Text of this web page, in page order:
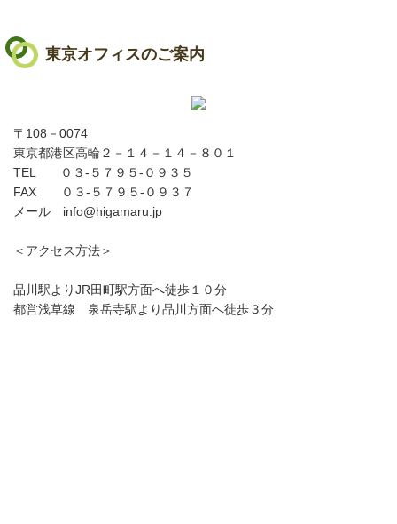
東京オフィスのご案内
〒108－0074
東京都港区高輪２－１４－１４－８０１
TEL ０３-５７９５-０９３５
FAX ０３‐５７９５‐０９３７
メール info@higamaru.jp
＜アクセス方法＞
品川駅よりJR田町駅方面へ徒歩１０分
都営浅草線 泉岳寺駅より品川方面へ徒歩３分